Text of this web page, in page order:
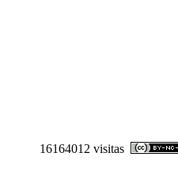
16164012 visitas